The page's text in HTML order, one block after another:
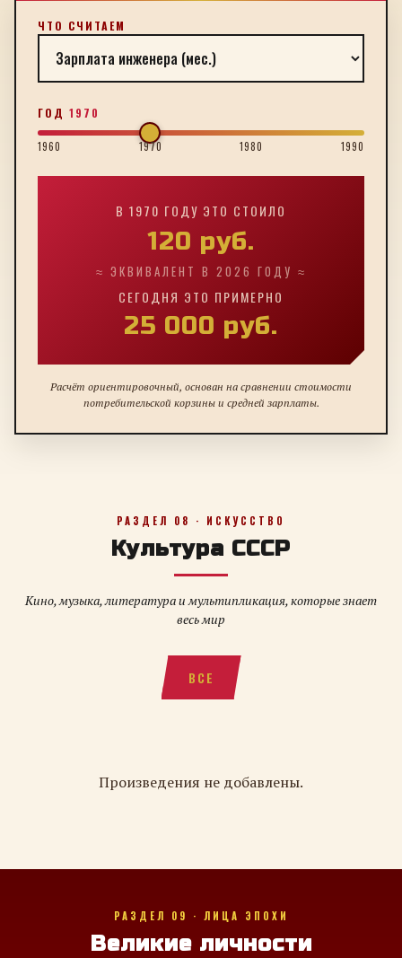
ЧТО СЧИТАЕМ
ГОД 1970
1960 1970 1980 1990
В 1970 ГОДУ ЭТО СТОИЛО
120 руб.
≈ ЭКВИВАЛЕНТ В 2026 ГОДУ ≈
СЕГОДНЯ ЭТО ПРИМЕРНО
25 000 руб.
Расчёт ориентировочный, основан на сравнении стоимости
потребительской корзины и средней зарплаты.
РАЗДЕЛ 08 · ИСКУССТВО
Культура СССР
Кино, музыка, литература и мультипликация, которые знает
весь мир
ВСЕ
Произведения не добавлены.
РАЗДЕЛ 09 · ЛИЦА ЭПОХИ
Великие личности